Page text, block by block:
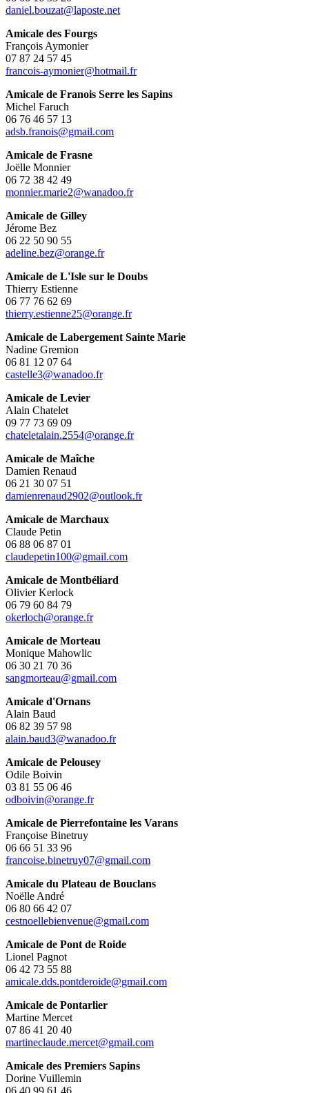
daniel.bouzat@laposte.net
Amicale des Fourgs
François Aymonier
07 87 24 57 45
francois-aymonier@hotmail.fr
Amicale de Franois Serre les Sapins
Michel Faruch
06 76 46 57 13
adsb.franois@gmail.com
Amicale de Frasne
Joëlle Monnier
06 72 38 42 49
monnier.marie2@wanadoo.fr
Amicale de Gilley
Jérome Bez
06 22 50 90 55
adeline.bez@orange.fr
Amicale de L'Isle sur le Doubs
Thierry Estienne
06 77 76 62 69
thierry.estienne25@orange.fr
Amicale de Labergement Sainte Marie
Nadine Gremion
06 81 12 07 64
castelle3@wanadoo.fr
Amicale de Levier
Alain Chatelet
09 77 73 69 09
chateletalain.2554@orange.fr
Amicale de Maîche
Damien Renaud
06 21 30 07 51
damienrenaud2902@outlook.fr
Amicale de Marchaux
Claude Petin
06 88 06 87 01
claudepetin100@gmail.com
Amicale de Montbéliard
Olivier Kerlock
06 79 60 84 79
okerloch@orange.fr
Amicale de Morteau
Monique Mahowlic
06 30 21 70 36
sangmorteau@gmail.com
Amicale d'Ornans
Alain Baud
06 82 39 57 98
alain.baud3@wanadoo.fr
Amicale de Pelousey
Odile Boivin
03 81 55 06 46
odboivin@orange.fr
Amicale de Pierrefontaine les Varans
Françoise Binetruy
06 66 51 33 96
francoise.binetruy07@gmail.com
Amicale du Plateau de Bouclans
Noëlle André
06 80 66 42 07
cestnoellebienvenue@gmail.com
Amicale de Pont de Roide
Lionel Pagnot
06 42 73 55 88
amicale.dds.pontderoide@gmail.com
Amicale de Pontarlier
Martine Mercet
07 86 41 20 40
martineclaude.mercet@gmail.com
Amicale des Premiers Sapins
Dorine Vuillemin